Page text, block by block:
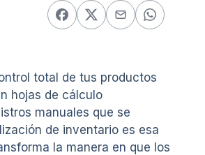
total de tus productos
hojas de cálculo
manuales que se
de inventario es esa
la manera en que los